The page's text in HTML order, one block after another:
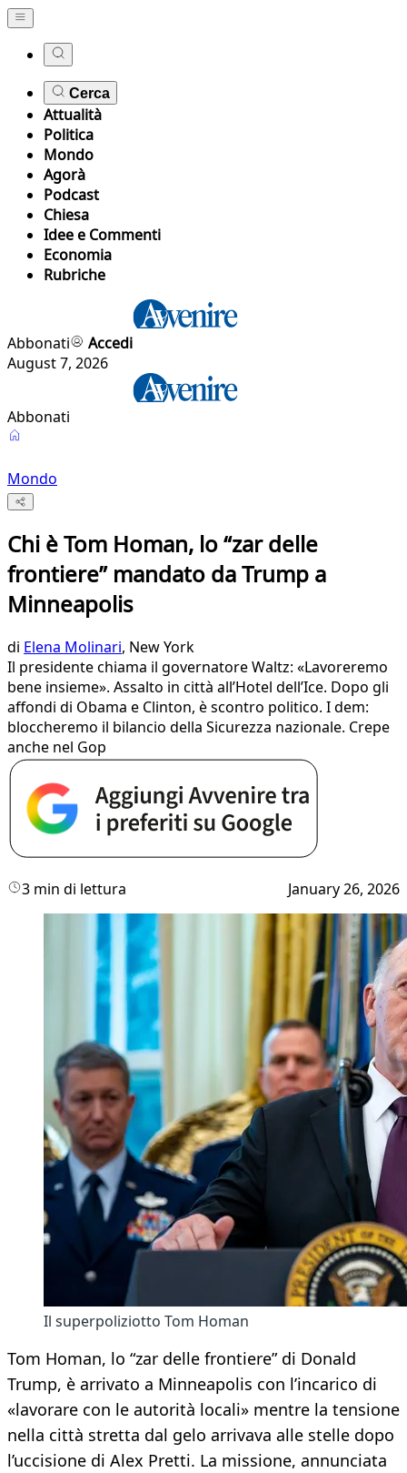
Cerca
Attualità
Politica
Mondo
Agorà
Podcast
Chiesa
Idee e Commenti
Economia
Rubriche
Abbonati
Accedi
August 7, 2026
Abbonati
Mondo
Chi è Tom Homan, lo “zar delle
frontiere” mandato da Trump a
Minneapolis
di Elena Molinari, New York
Il presidente chiama il governatore Waltz: «Lavoreremo
bene insieme». Assalto in città all’Hotel dell’Ice. Dopo gli
affondi di Obama e Clinton, è scontro politico. I dem:
bloccheremo il bilancio della Sicurezza nazionale. Crepe
anche nel Gop
3 min di lettura January 26, 2026
Il superpoliziotto Tom Homan
Tom Homan, lo “zar delle frontiere” di Donald
Trump, è arrivato a Minneapolis con l’incarico di
«lavorare con le autorità locali» mentre la tensione
nella città stretta dal gelo arrivava alle stelle dopo
l’uccisione di Alex Pretti. La missione, annunciata